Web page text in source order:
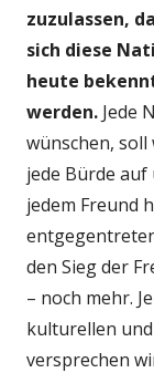
zuzulassen,
sich diese
heute
werden. Jede
wünschen, soll
jede Bürde
jedem Freund
den Sieg der
– noch mehr.
kulturellen
versprechen